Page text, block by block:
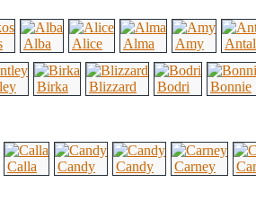
Alba Alice Alma Amy Antal
Birka Blizzard Bodri Bonnie
Calla Candy Candy Carney